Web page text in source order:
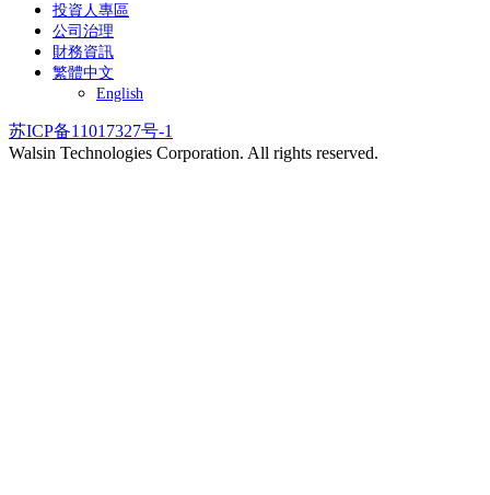
投資人專區
公司治理
財務資訊
繁體中文
English
苏ICP备11017327号-1
Walsin Technologies Corporation. All rights reserved.